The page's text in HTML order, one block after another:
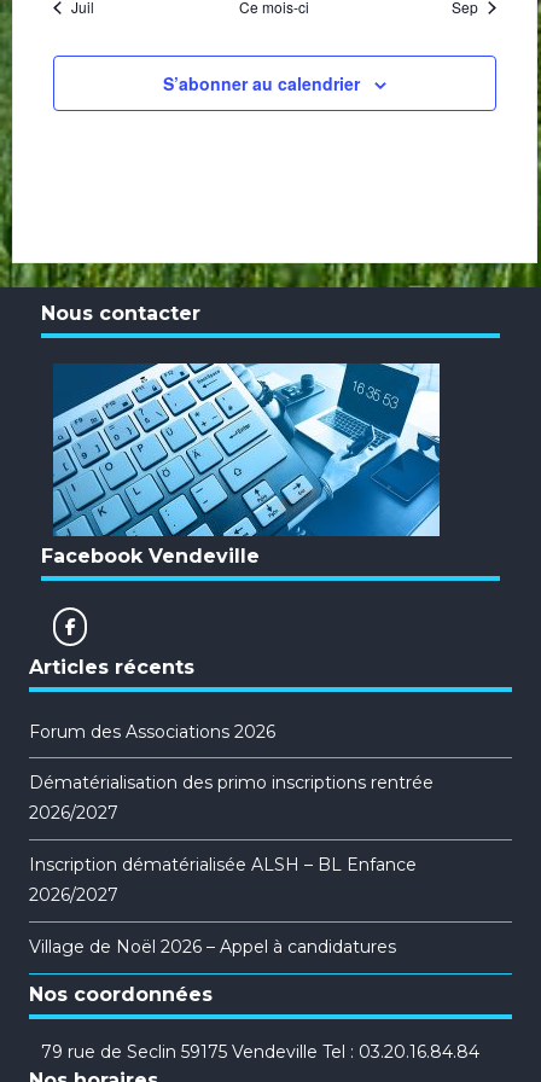
Juil Ce mois-ci Sep
S’abonner au calendrier
Nous contacter
Facebook Vendeville
Articles récents
Forum des Associations 2026
Dématérialisation des primo inscriptions rentrée
2026/2027
Inscription dématérialisée ALSH – BL Enfance
2026/2027
Village de Noël 2026 – Appel à candidatures
Nos coordonnées
79 rue de Seclin 59175 Vendeville Tel : 03.20.16.84.84